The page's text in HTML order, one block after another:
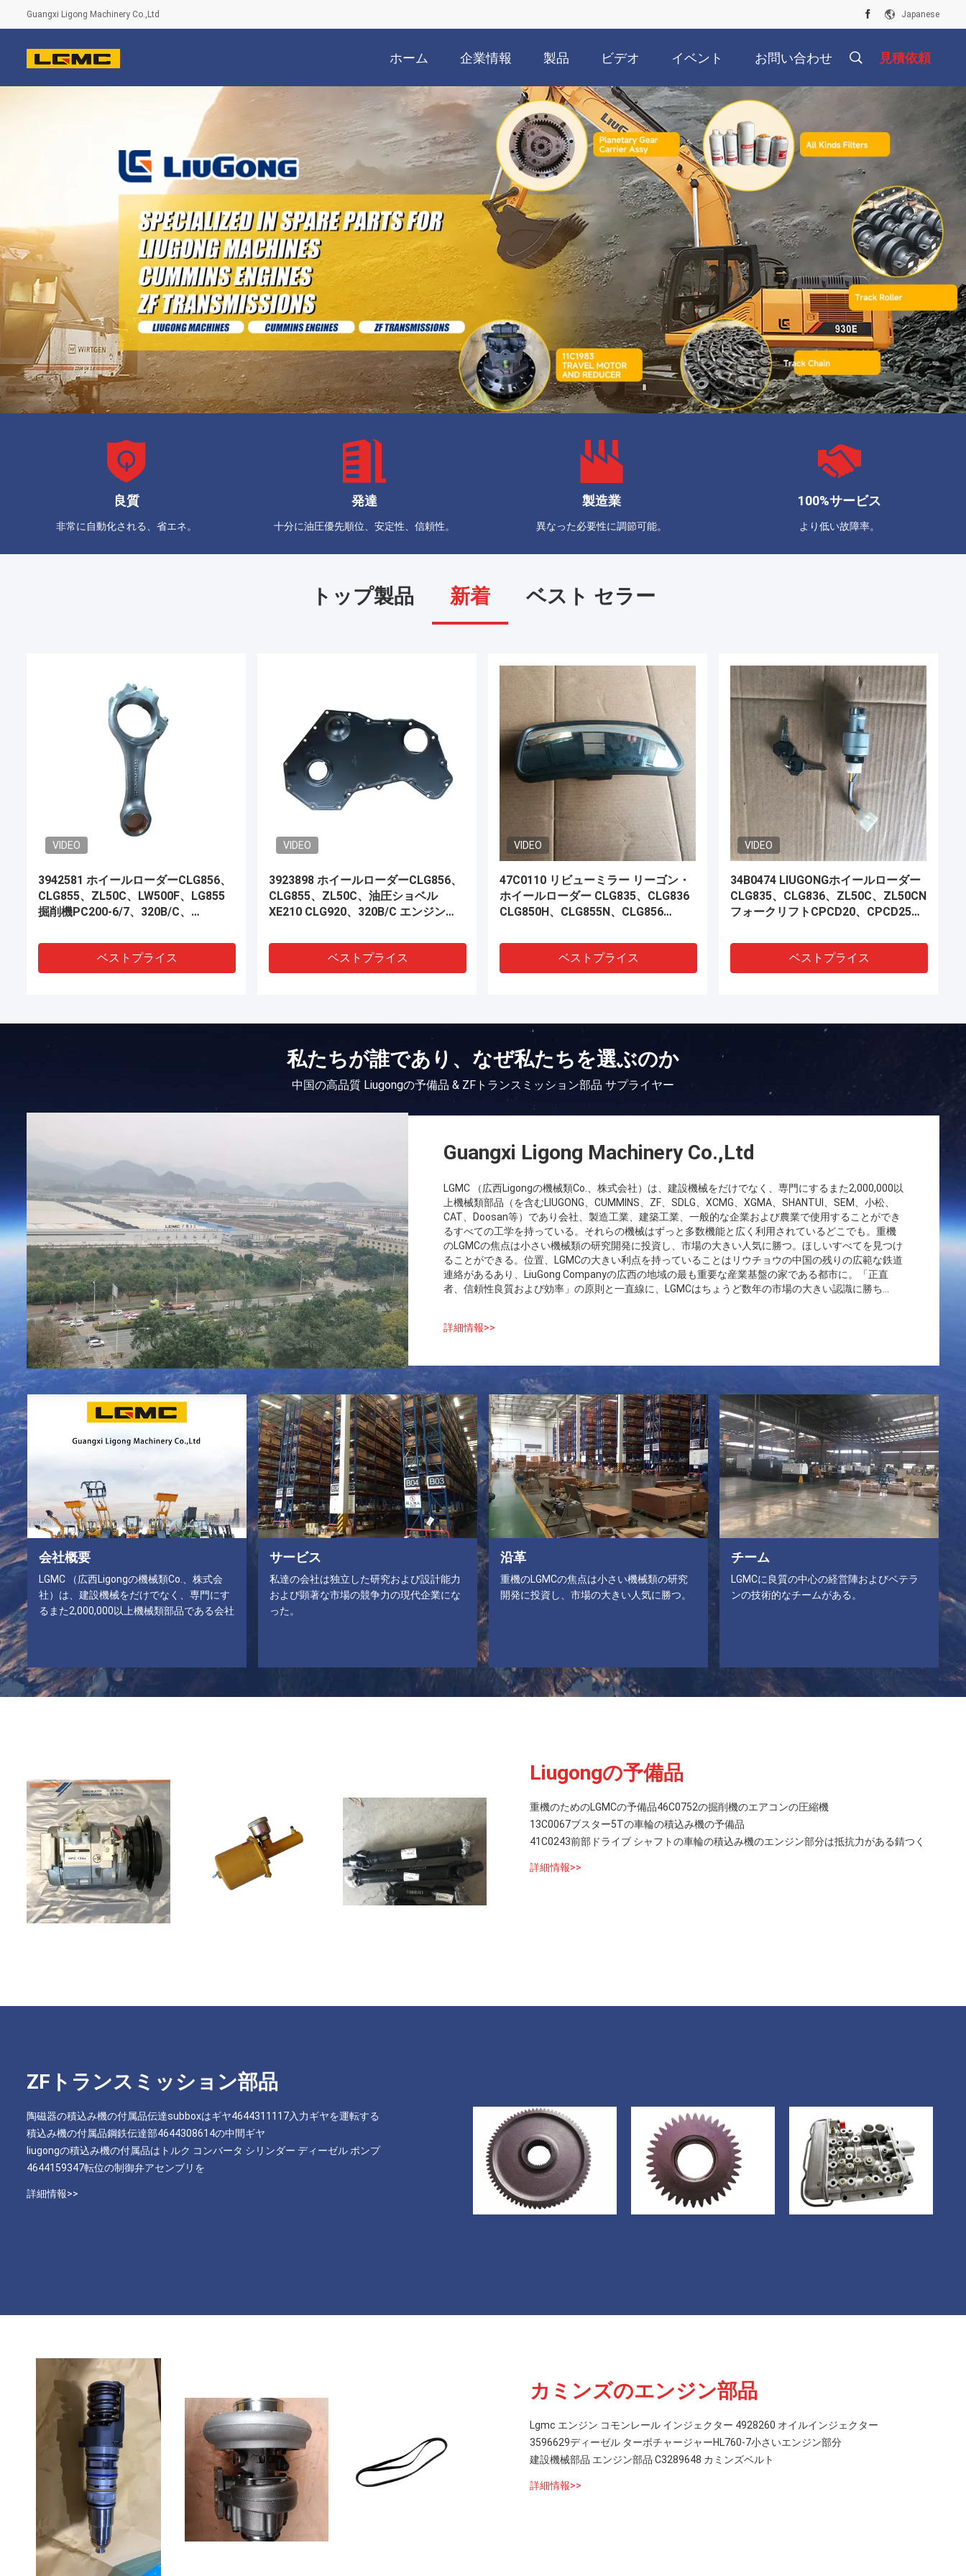
Guangxi Ligong Machinery Co.,Ltd Japanese
ホーム 企業情報 製品 ビデオ イベント お問い合わせ 見積依頼
良質
非常に自動化される、省エネ。
発達
十分に油圧優先順位、安定性、信頼性。
製造業
異なった必要性に調節可能。
100%サービス
より低い故障率。
トップ製品 新着 ベスト セラー
VIDEO
構造のローラーのディーゼル機関 フ
ィルター53C0052
ベストプライス
VIDEO
CLG862 CLG877 CLG888の車輪の積
込み機のエンジン部分13C0218充満弁
ベストプライス
VIDEO
在庫の10C0207X0バックホウ ブーム
シリンダー構造機械予備品
ベストプライス
車輪の積込み機の予備品のための
11C0009歯車ポンプ
ベストプライス
私たちが誰であり、なぜ私たちを選ぶのか
中国の高品質 Liugongの予備品 & ZFトランスミッション部品 サプライヤー
Guangxi Ligong Machinery Co.,Ltd
LGMC （広西Ligongの機械類Co.、株式会社）は、建設機械をだけでなく、専門にするまた2,000,000以
上機械類部品（を含むLIUGONG、CUMMINS、ZF、SDLG、XCMG、XGMA、SHANTUI、SEM、小松、
CAT、Doosan等）であり会社、製造工業、建築工業、一般的な企業および農業で使用することができ
るすべての工学を持っている。それらの機械はずっと多数機能と広く利用されているどこでも。重機
のLGMCの焦点は小さい機械類の研究開発に投資し、市場の大きい人気に勝つ。ほしいすべてを見つけ
ることができる。位置、LGMCの大きい利点を持っていることはリウチョウの中国の残りの広範な鉄道
連絡があるあり、LiuGong Companyの広西の地域の最も重要な産業基盤の家である都市に。「正直
者、信頼性良質および効率」の原則と一直線に、LGMCはちょうど数年の市場の大きい認識に勝ち...
詳細情報>>
会社概要
LGMC （広西Ligongの機械類Co.、株式会
社）は、建設機械をだけでなく、専門にす
るまた2,000,000以上機械類部品である会社
サービス
私達の会社は独立した研究および設計能力
および顕著な市場の競争力の現代企業にな
った。
沿革
重機のLGMCの焦点は小さい機械類の研究
開発に投資し、市場の大きい人気に勝つ。
チーム
LGMCに良質の中心の経営陣およびベテラ
ンの技術的なチームがある。
Liugongの予備品
重機のためのLGMCの予備品46C0752の掘削機のエアコンの圧縮機
13C0067ブスター5Tの車輪の積込み機の予備品
41C0243前部ドライブ シャフトの車輪の積込み機のエンジン部分は抵抗力がある錆つく
詳細情報>>
ZFトランスミッション部品
陶磁器の積込み機の付属品伝達subboxはギヤ4644311117入力ギヤを運転する
積込み機の付属品鋼鉄伝達部4644308614の中間ギヤ
liugongの積込み機の付属品はトルク コンバータ シリンダー ディーゼル ポンプ
4644159347転位の制御弁アセンブリを
詳細情報>>
カミンズのエンジン部品
Lgmc エンジン コモンレール インジェクター 4928260 オイルインジェクター
3596629ディーゼル ターボチャージャーHL760-7小さいエンジン部分
建設機械部品 エンジン部品 C3289648 カミンズベルト
詳細情報>>